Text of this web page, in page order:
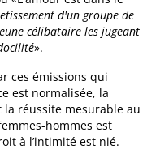
d'un groupe de
célibataire les jugeant
».
ces émissions qui
est normalisée, la
réussite mesurable au
hommes est
à l’intimité est nié.